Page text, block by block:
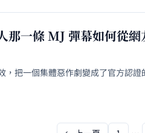
那一條 MJ 彈幕如何從
把一個集體惡作劇變成了官方認證